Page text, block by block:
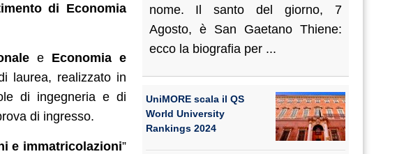
di Economia
e Economia e
laurea, realizzato in
di ingegneria e di
di ingresso.
e immatricolazioni”
nome. Il santo del giorno, 7
Agosto, è San Gaetano Thiene:
ecco la biografia per ...
UniMORE scala il QS
World University
Rankings 2024